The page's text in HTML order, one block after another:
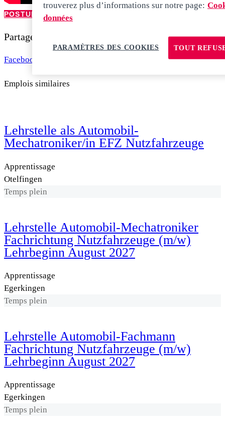
POSTULEZ MAINTENANT
Partager cet emploi
Facebook
Emplois similaires
Lehrstelle als Automobil-
Mechatroniker/in EFZ Nutzfahrzeuge
Apprentissage
Otelfingen
Temps plein
Lehrstelle Automobil-Mechatroniker
Fachrichtung Nutzfahrzeuge (m/w)
Lehrbeginn August 2027
Apprentissage
Egerkingen
Temps plein
Lehrstelle Automobil-Fachmann
Fachrichtung Nutzfahrzeuge (m/w)
Lehrbeginn August 2027
Apprentissage
Egerkingen
Temps plein
trouverez plus d’informations sur notre page:
données
TOUT
PARAMÈTRES DES COOKIES